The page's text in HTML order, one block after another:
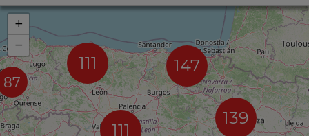
87
111 147
111
139
+
−